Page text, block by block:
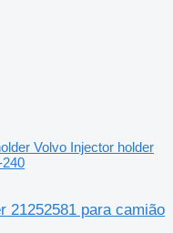
Volvo Injector holder
21252581 para camião